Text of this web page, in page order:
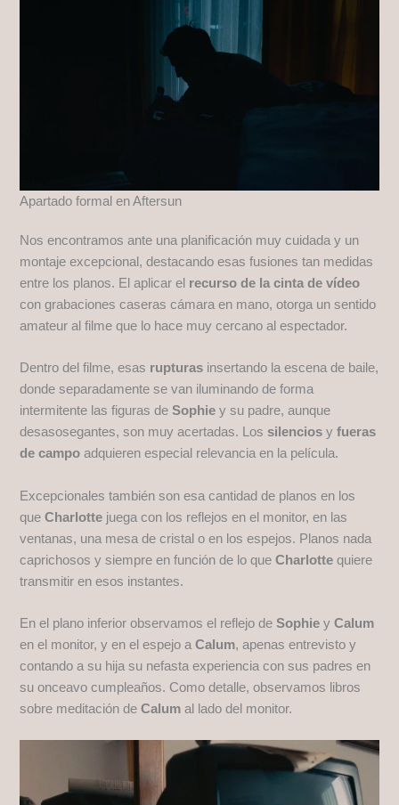
Apartado formal en Aftersun
Nos encontramos ante una planificación muy cuidada y un
montaje excepcional, destacando esas fusiones tan medidas
entre los planos. El aplicar el recurso de la cinta de vídeo
con grabaciones caseras cámara en mano, otorga un sentido
amateur al filme que lo hace muy cercano al espectador.
Dentro del filme, esas rupturas insertando la escena de baile,
donde separadamente se van iluminando de forma
intermitente las figuras deSophie y su padre, aunque
desasosegantes, son muy acertadas. Los silencios yfueras
de campo adquieren especial relevancia en la película.
Excepcionales también son esa cantidad de planos en los
queCharlotte juega con los reflejos en el monitor, en las
ventanas, una mesa de cristal o en los espejos. Planos nada
caprichosos y siempre en función de lo queCharlotte quiere
transmitir en esos instantes.
En el plano inferior observamos el reflejo deSophie yCalum
en el monitor, y en el espejo aCalum, apenas entrevisto y
contando a su hija su nefasta experiencia con sus padres en
su onceavo cumpleaños. Como detalle, observamos libros
sobre meditación deCalum al lado del monitor.